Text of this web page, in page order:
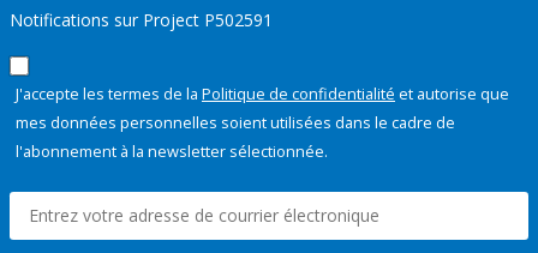
Notifications sur Project P502591
J'accepte les termes de la Politique de confidentialité et autorise que
mes données personnelles soient utilisées dans le cadre de
l'abonnement à la newsletter sélectionnée.